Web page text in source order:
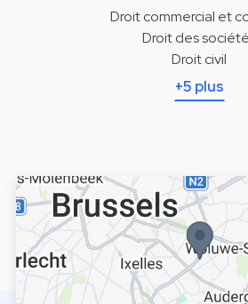
Droit commercial et
Droit des
Droit civil
+5 plus